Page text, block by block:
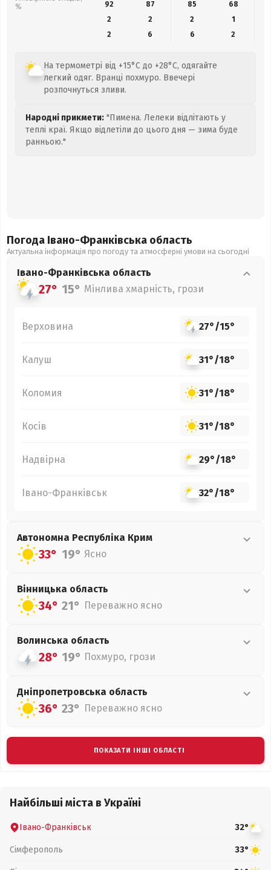
%
92
87 85 68
2
2 2
1
2
6 6 2
На термометрі від +15°C до +28°C, одягайте
легкий одяг. Вранці похмуро. Ввечері
розпочнуться зливи.
Народні прикмети: "Пимена. Лелеки відлітають у
теплі краї. Якщо відлетіли до цього дня — зима буде
ранньою."
Погода Івано-Франківська область
Актуальна інформація про погоду та атмосферні умови на сьогодні
Івано-Франківська область
27° 15° Мінлива хмарність, грози
Верховина 27°/15°
Калуш 31°/18°
Коломия 31°/18°
Косів 31°/18°
Надвірна 29°/18°
Івано-Франківськ 32°/18°
Автономна Республіка Крим
33° 19° Ясно
Вінницька область
34° 21° Переважно ясно
Волинська область
28° 19° Похмуро, грози
Дніпропетровська область
36° 23° Переважно ясно
ПОКАЗАТИ ІНШІ ОБЛАСТІ
Найбільші міста в Україні
Івано-Франківськ 32°
Сімферополь 33°